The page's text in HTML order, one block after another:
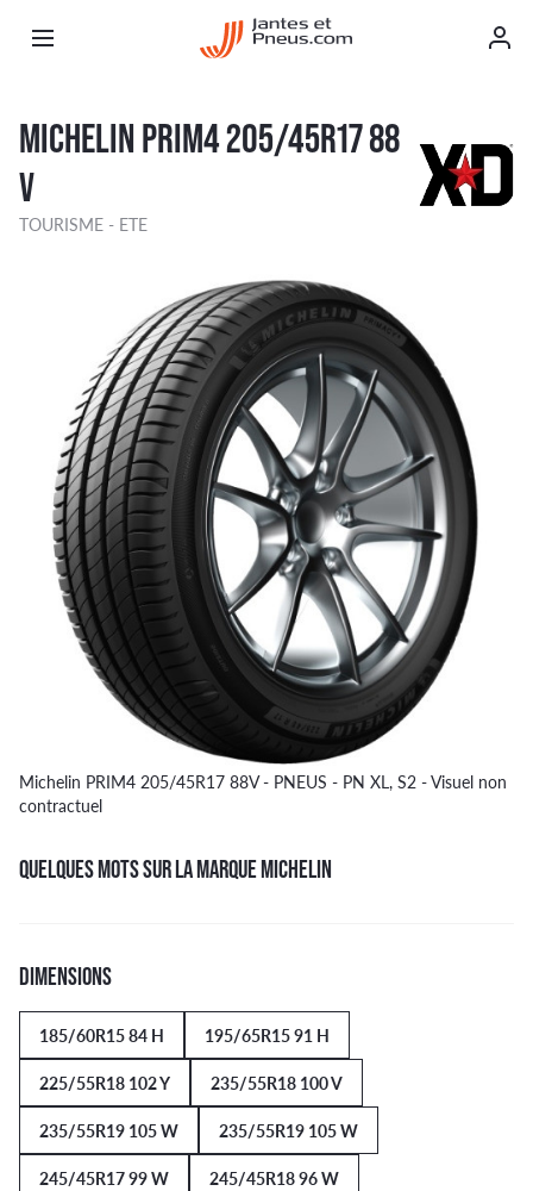
MICHELIN PRIM4 205/45R17 88
V
TOURISME - ETE
Michelin PRIM4 205/45R17 88V - PNEUS - PN XL, S2 - Visuel non
contractuel
QUELQUES MOTS SUR LA MARQUE MICHELIN
DIMENSIONS
185/60R15 84 H
195/65R15 91 H
225/55R18 102 Y
235/55R18 100 V
235/55R19 105 W
235/55R19 105 W
245/45R17 99 W
245/45R18 96 W